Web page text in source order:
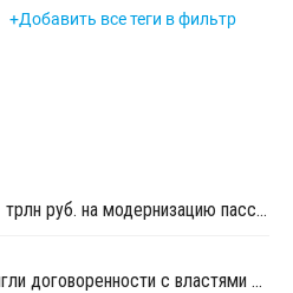
+Добавить все теги в фильтр
Правительство выделит 5,1 трлн руб. на модернизацию пассажирского транспорта
Нефтепереработчики достигли договоренности с властями Башкирии с о строительстве дорог по новым стандартам